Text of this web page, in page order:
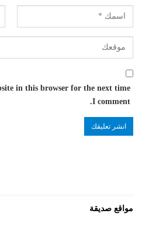
in this browser for the next time
I comment.
مواقع صديقة